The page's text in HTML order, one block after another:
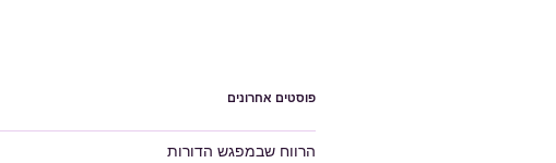
פוסטים אחרונים
הרווח שבמפגש הדורות